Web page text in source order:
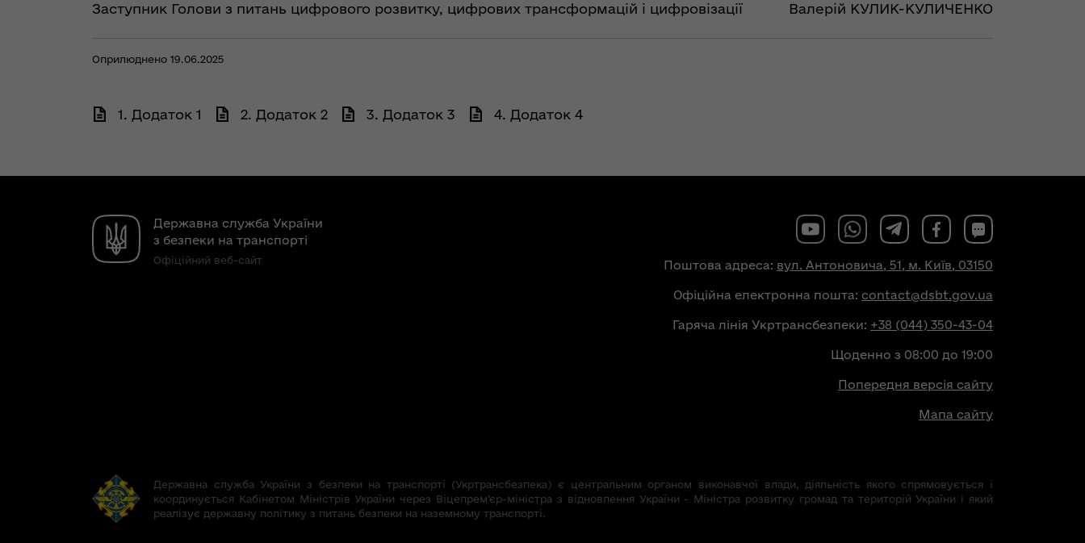
Заступник Голови з питань цифрового розвитку, цифрових трансформацій і цифровізації Валерій КУЛИК-КУЛИЧЕНКО
Оприлюднено 19.06.2025
1. Додаток 1 2. Додаток 2 3. Додаток 3 4. Додаток 4
Державна служба України
з безпеки на транспорті
Офіційний веб-сайт Поштова адреса: вул. Антоновича, 51, м. Київ, 03150
Офіційна електронна пошта: contact@dsbt.gov.ua
Гаряча лінія Укртрансбезпеки: +38 (044) 350-43-04
Щоденно з 08:00 до 19:00
Попередня версія сайту
Мапа сайту
Державна служба України з безпеки на транспорті (Укртрансбезпека) є центральним органом виконавчої влади, діяльність якого спрямовується і
координується Кабінетом Міністрів України через Віцепрем’єр-міністра з відновлення України - Міністра розвитку громад та територій України і який
реалізує державну політику з питань безпеки на наземному транспорті.